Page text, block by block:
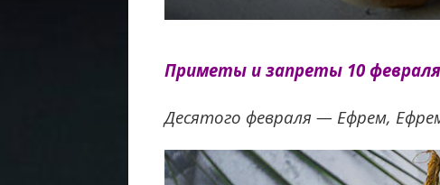
Приметы и запреты 10
Десятого февраля — Ефрем,